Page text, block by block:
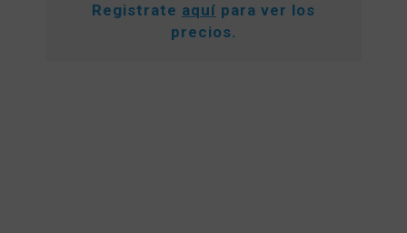
Registrate aquí para ver los
precios.